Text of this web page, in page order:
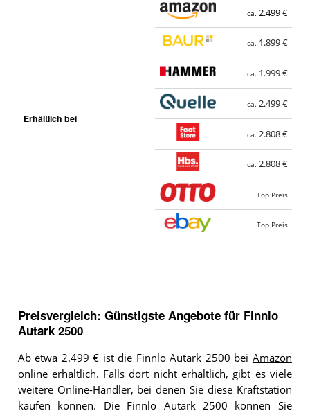
Erhältlich bei
ca. 2.499 €
ca. 1.899 €
ca. 1.999 €
ca. 2.499 €
ca. 2.808 €
ca. 2.808 €
Top Preis
Top Preis
Preisvergleich: Günstigste Angebote für Finnlo
Autark 2500
Ab etwa 2.499 € ist die Finnlo Autark 2500 bei Amazon
online erhältlich. Falls dort nicht erhältlich, gibt es viele
weitere Online-Händler, bei denen Sie diese Kraftstation
kaufen können. Die Finnlo Autark 2500 können Sie